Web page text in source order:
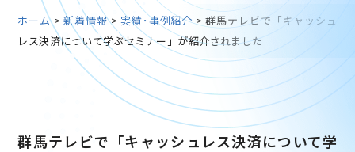
ホーム>新着情報>実績･事例紹介>群馬テレビで「キャッシュ
レス決済について学ぶセミナー」が紹介されました
群馬テレビで「キャッシュレス決済について学